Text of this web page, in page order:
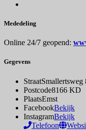
Mededeling
Online 24/7 geopend:
Gegevens
StraatSmallertsweg
Postcode8166 KD
PlaatsEmst
FacebookBekijk
InstagramBekijk
Telefoon